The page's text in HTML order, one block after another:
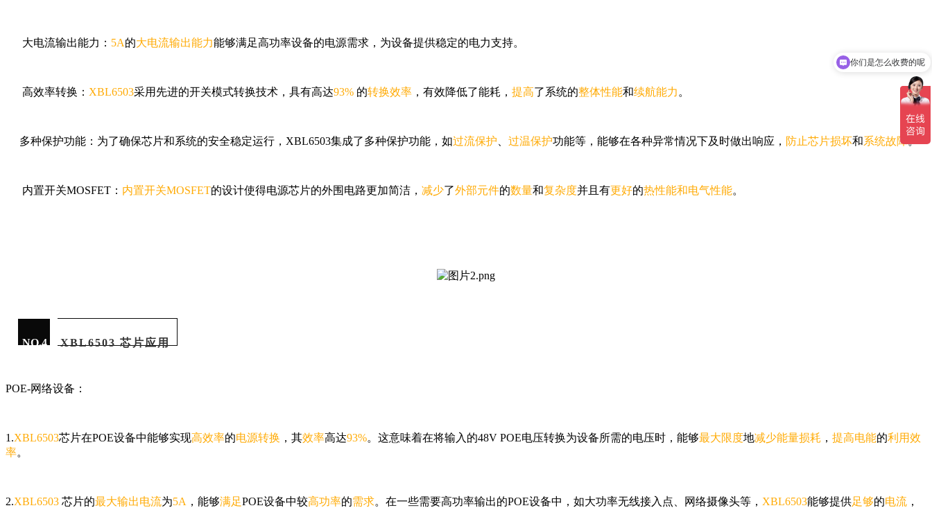
大电流输出能力： 5A的大电流输出能力能够满足高功率设备的电源需求，为设备提供稳定的电力支持。
高效率转换： XBL6503采用先进的开关模式转换技术，具有高达93% 的转换效率 ，有效降低了能耗， 提高了系统的整体性能和续航能力 。
多种保护功能：为了确保芯片和系统的安全稳定运行，XBL6503集成了多种保护功能，如过流保护 过温保护功能等，能够在各种异常情况下及时做出响应， 防止芯片损坏和系统故障
内置开关MOSFET： 内置开关MOSFET的设计使得电源芯片的外围电路更加简洁， 减少了外部元件的数量和复杂度并且有更好的热性能和电气性能。
NO.4 XBL6503 芯片应用
POE-网络设备：
1.XBL6503芯片在POE设备中能够实现高效率的电源转换 ，其效率高达93%。这意味着在将输入的48V POE电压转换为设备所需的电压时，能够最大限度地减少能量损耗 ， 提高电能的利用效
率。
2.XBL6503 芯片的最大输出电流为5A ，能够满足POE设备中较高功率的需求。在一些需要高功率输出的POE设备中，如大功率无线接入点、网络摄像头等， XBL6503能够提供足够的电流 ，
你们是怎么收费的呢